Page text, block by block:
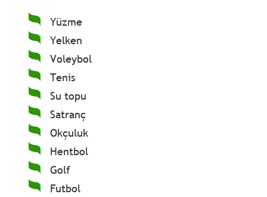
Yüzme
Yelken
Voleybol
Tenis
Su topu
Satranç
Okçuluk
Hentbol
Golf
Futbol